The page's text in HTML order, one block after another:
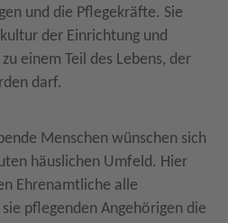
und die Pflegekräfte. Sie
der Einrichtung und
einem Teil des Lebens, der
darf.
Menschen wünschen sich
häuslichen Umfeld. Hier
Ehrenamtliche alle
pflegenden Angehörigen die